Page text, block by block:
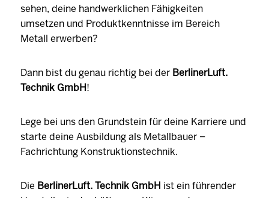
sehen, deine handwerklichen Fähigkeiten
umsetzen und Produktkenntnisse im Bereich
Metall erwerben?
Dann bist du genau richtig bei der BerlinerLuft.
Technik GmbH!
Lege bei uns den Grundstein für deine Karriere und
starte deine Ausbildung als Metallbauer –
Fachrichtung Konstruktionstechnik.
Die BerlinerLuft. Technik GmbH ist ein führender